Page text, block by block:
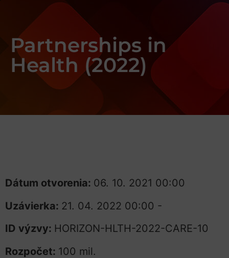
Partnerships in
Health (2022)
Dátum otvorenia: 06. 10. 2021 00:00
Uzávierka: 21. 04. 2022 00:00 -
ID výzvy: HORIZON-HLTH-2022-CARE-10
Rozpočet: 100 mil.